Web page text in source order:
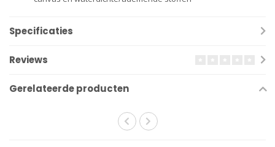
Specificaties
Reviews
Gerelateerde producten